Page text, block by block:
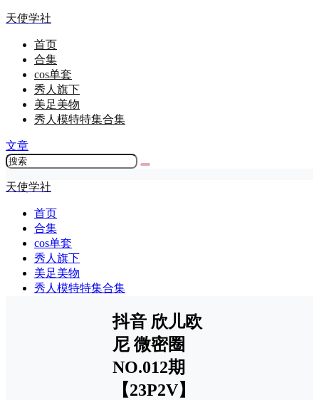
天使学社
首页
合集
cos单套
秀人旗下
美足美物
秀人模特特集合集
文章
天使学社
首页
合集
cos单套
秀人旗下
美足美物
秀人模特特集合集
抖音 欣儿欧
尼 微密圈
NO.012期
【23P2V】